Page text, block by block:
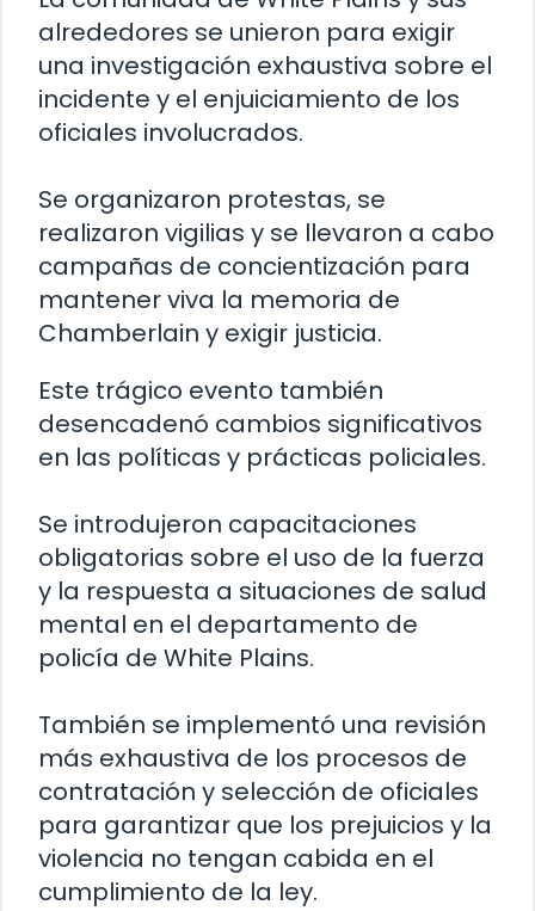
alrededores se unieron para exigir
una investigación exhaustiva sobre el
incidente y el enjuiciamiento de los
oficiales involucrados.
Se organizaron protestas, se
realizaron vigilias y se llevaron a cabo
campañas de concientización para
mantener viva la memoria de
Chamberlain y exigir justicia.
Este trágico evento también
desencadenó cambios significativos
en las políticas y prácticas policiales.
Se introdujeron capacitaciones
obligatorias sobre el uso de la fuerza
y la respuesta a situaciones de salud
mental en el departamento de
policía de White Plains.
También se implementó una revisión
más exhaustiva de los procesos de
contratación y selección de oficiales
para garantizar que los prejuicios y la
violencia no tengan cabida en el
cumplimiento de la ley.